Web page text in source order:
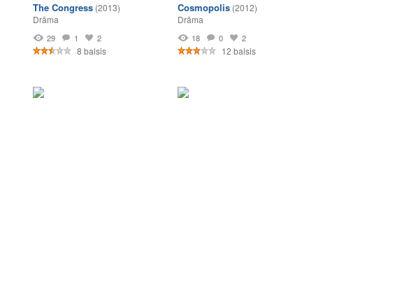
The Congress (2013)
Drāma
29 1 2
8 balsis
Cosmopolis (2012)
Drāma
18 0 2
12 balsis